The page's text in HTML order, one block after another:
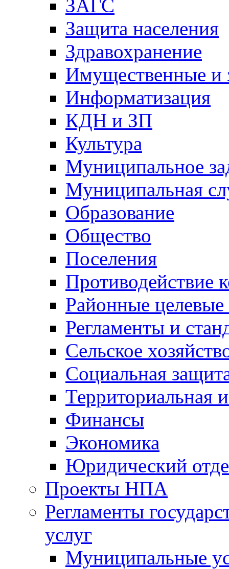
ЗАГС
Защита населения
Здравохранение
Имущественные и
Информатизация
КДН и ЗП
Культура
Муниципальное
Муниципальная
Образование
Общество
Поселения
Противодействие
Районные
Регламенты и
Сельское
Социальная
Территориальная
Финансы
Экономика
Юридический
Проекты НПА
Регламенты
услуг
Муниципальные